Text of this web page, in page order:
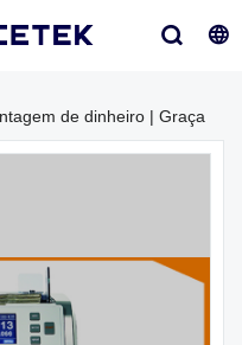
de dinheiro | Graça